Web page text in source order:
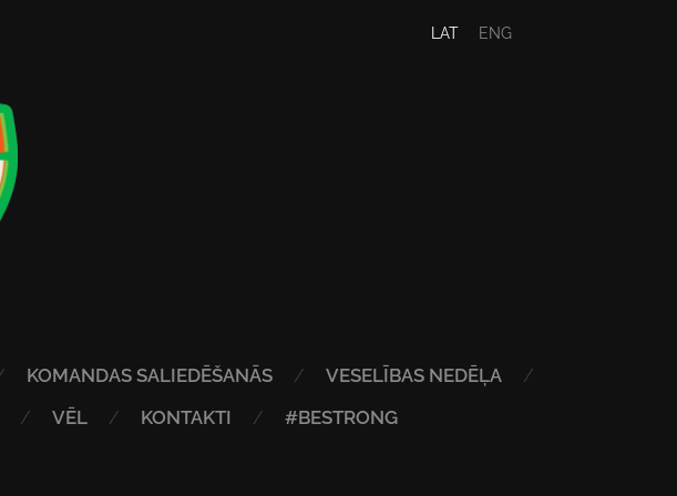
KOMANDAS SALIEDĒŠANĀS
VESELĪBAS NEDĒĻA
VĒL KONTAKTI #BESTRONG
LAT ENG